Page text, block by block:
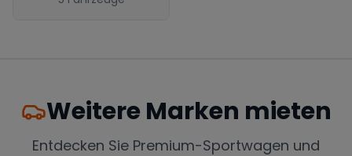
Weitere Marken mieten
Entdecken Sie Premium-Sportwagen und